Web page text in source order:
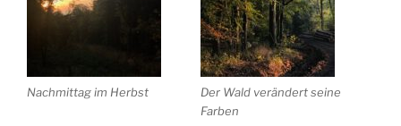
Nachmittag im Herbst
Der Wald verändert seine
Farben